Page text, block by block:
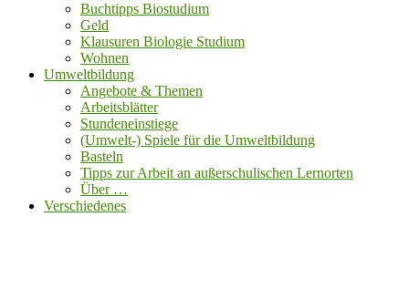
Buchtipps Biostudium
Geld
Klausuren Biologie Studium
Wohnen
Umweltbildung
Angebote & Themen
Arbeitsblätter
Stundeneinstiege
(Umwelt-) Spiele für die Umweltbildung
Basteln
Tipps zur Arbeit an außerschulischen Lernorten
Über …
Verschiedenes